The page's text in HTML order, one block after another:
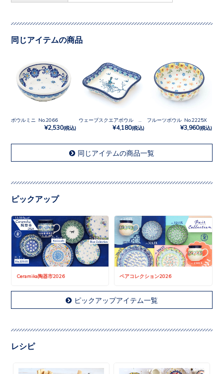
同じアイテムの商品
ボウルミニ No.2066
¥2,530(税込) ¥4,180(税込)
フルーツボウル No.2225X
¥3,960(税込)
同じアイテムの商品一覧
ピックアップ
Ceramika陶器市2026 ペアコレクション2026
ピックアップアイテム一覧
レシピ